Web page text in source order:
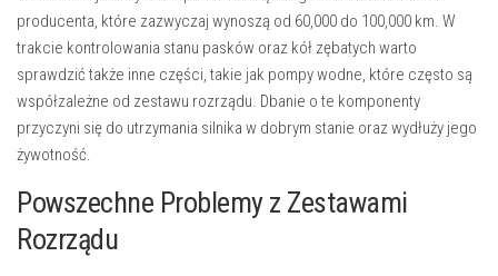
producenta, które zazwyczaj wynoszą od 60,000 do 100,000 km. W
trakcie kontrolowania stanu pasków oraz kół zębatych warto
sprawdzić także inne części, takie jak pompy wodne, które często są
współzależne od zestawu rozrządu. Dbanie o te komponenty
przyczyni się do utrzymania silnika w dobrym stanie oraz wydłuży jego
żywotność.
Powszechne Problemy z Zestawami
Rozrządu